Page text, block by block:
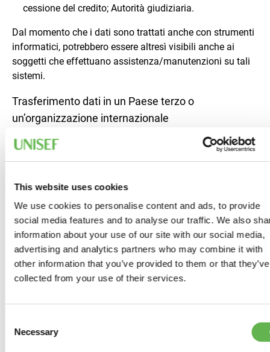
This website uses cookies
We use cookies to personalise content and ads, to provide
social media features and to analyse our traffic. We also
information about your use of our site with our social media,
advertising and analytics partners who may combine it with
other information that you’ve provided to them or that they’ve
collected from your use of their services.
Selection
Necessary
cessione del credito; Autorità giudiziaria.
Dal momento che i dati sono trattati anche con strumenti
informatici, potrebbero essere altresì visibili anche ai
soggetti che effettuano assistenza/manutenzioni su tali
sistemi.
Trasferimento dati in un Paese terzo o
un’organizzazione internazionale
I Suoi dati personali non saranno di regola oggetto di
trasferimento né verso Paesi terzi non europei né verso
UNISEF si avvale di alcuni servizi informatici in cloud che
fuori dello Spazio Economico Europeo: ciò avverrà nel
rispetto delle specifiche garanzie di cui agli artt. 44 ss.
GDPR.
Diritti degli Interessati
Al soggetto a cui si riferiscono i dati personali sono